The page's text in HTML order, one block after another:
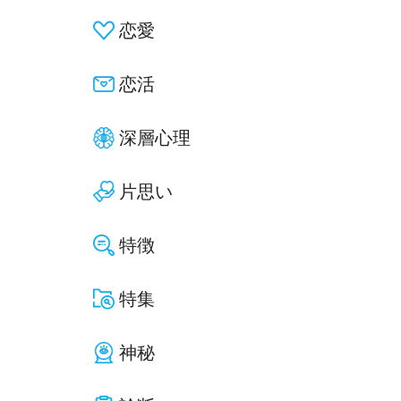
恋愛
恋活
深層心理
片思い
特徴
特集
神秘